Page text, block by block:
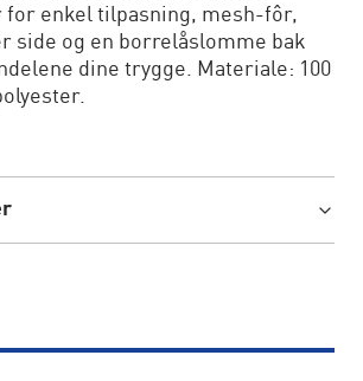
for enkel tilpasning, mesh-fôr,
side og en borrelåslomme bak
dine trygge. Materiale: 100